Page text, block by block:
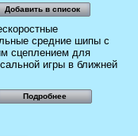
Добавить в список
средние шипы с
сцеплением для
игры в ближней
Подробнее